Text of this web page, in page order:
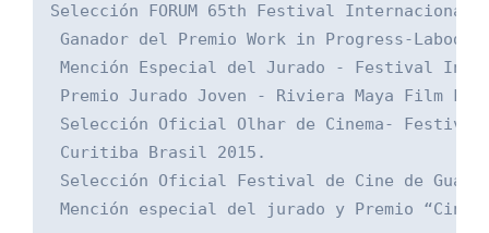
Selección FORUM 65th Festival Internacional
Ganador del Premio Work in Progress-
Mención Especial del Jurado - Festival
Premio Jurado Joven - Riviera Maya Film
Selección Oficial Olhar de Cinema-
Curitiba Brasil 2015.
Selección Oficial Festival de Cine de
Mención especial del jurado y Premio